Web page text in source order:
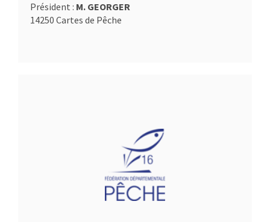
Président : M. GEORGER
14250 Cartes de Pêche